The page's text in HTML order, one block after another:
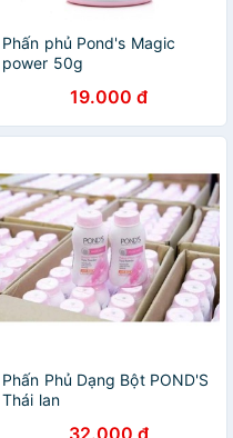
Phấn phủ Pond's Magic
power 50g
19.000 đ
Phấn Phủ Dạng Bột POND'S
Thái lan
32.000 đ